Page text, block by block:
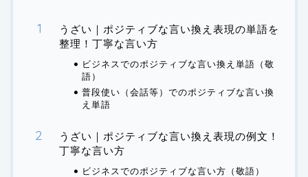
うざい｜ポジティブな言い換え表現の単語を
整理！丁寧な言い方
ビジネスでのポジティブな言い換え単語（敬
語）
普段使い（会話等）でのポジティブな言い換
え単語
うざい｜ポジティブな言い換え表現の例文！
丁寧な言い方
ビジネスでのポジティブな言い方（敬語）